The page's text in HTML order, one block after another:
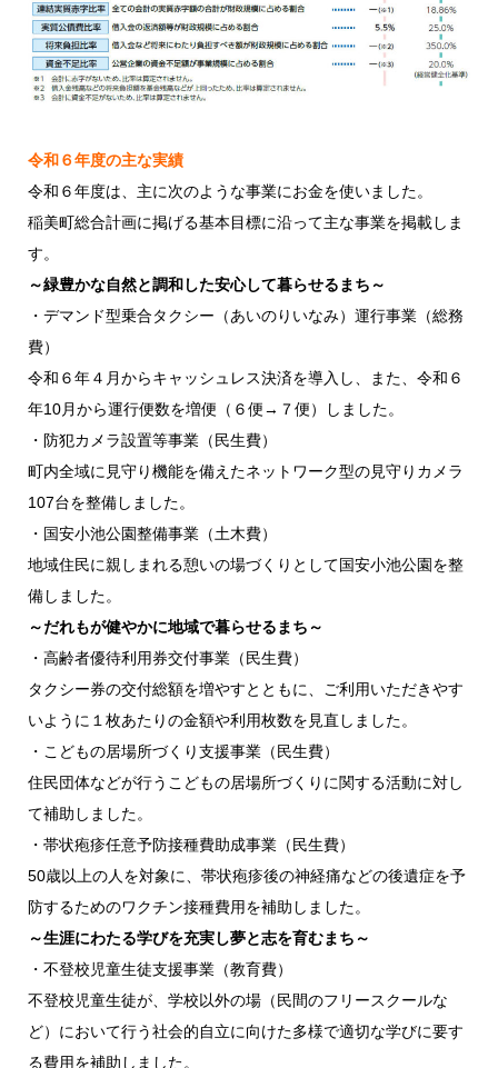
令和６年度の主な実績
令和６年度は、主に次のような事業にお金を使いました。
稲美町総合計画に掲げる基本目標に沿って主な事業を掲載しま
す。
～緑豊かな自然と調和した安心して暮らせるまち～
・デマンド型乗合タクシー（あいのりいなみ）運行事業（総務
費）
令和６年４月からキャッシュレス決済を導入し、また、令和６
年10月から運行便数を増便（６便→７便）しました。
・防犯カメラ設置等事業（民生費）
町内全域に見守り機能を備えたネットワーク型の見守りカメラ
107台を整備しました。
・国安小池公園整備事業（土木費）
地域住民に親しまれる憩いの場づくりとして国安小池公園を整
備しました。
～だれもが健やかに地域で暮らせるまち～
・高齢者優待利用券交付事業（民生費）
タクシー券の交付総額を増やすとともに、ご利用いただきやす
いように１枚あたりの金額や利用枚数を見直しました。
・こどもの居場所づくり支援事業（民生費）
住民団体などが行うこどもの居場所づくりに関する活動に対し
て補助しました。
・帯状疱疹任意予防接種費助成事業（民生費）
50歳以上の人を対象に、帯状疱疹後の神経痛などの後遺症を予
防するためのワクチン接種費用を補助しました。
～生涯にわたる学びを充実し夢と志を育むまち～
・不登校児童生徒支援事業（教育費）
不登校児童生徒が、学校以外の場（民間のフリースクールな
ど）において行う社会的自立に向けた多様で適切な学びに要す
る費用を補助しました。